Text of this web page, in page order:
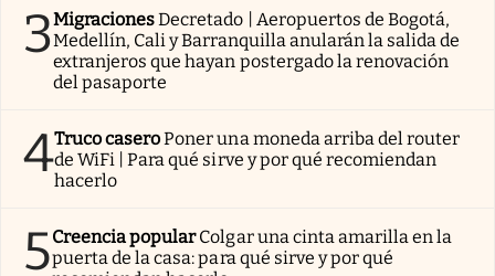
3MigracionesDecretado | Aeropuertos de Bogotá,
Medellín, Cali y Barranquilla anularán la salida de
extranjeros que hayan postergado la renovación
del pasaporte
4Truco caseroPoner una moneda arriba del router
de WiFi | Para qué sirve y por qué recomiendan
hacerlo
5Creencia popularColgar una cinta amarilla en la
puerta de la casa: para qué sirve y por qué